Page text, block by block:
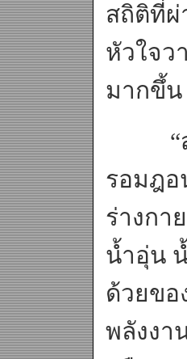
สถิติที่ผ่
หัวใจว
มากขึ้น
“สำ
รอมฎอ
ร่างกา
น้ำอุ่น
ด้วยขอ
พลังงา